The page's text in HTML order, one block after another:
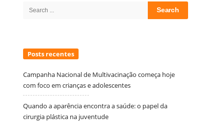
Search
Posts recentes
Campanha Nacional de Multivacinação começa hoje
com foco em crianças e adolescentes
Quando a aparência encontra a saúde: o papel da
cirurgia plástica na juventude